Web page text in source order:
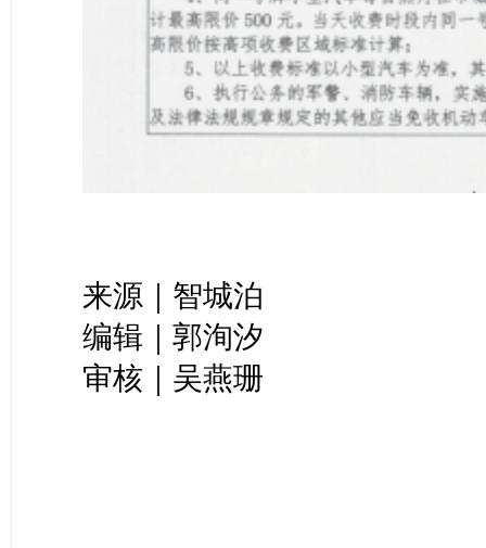
来源｜智城泊
编辑｜郭洵汐
审核｜吴燕珊